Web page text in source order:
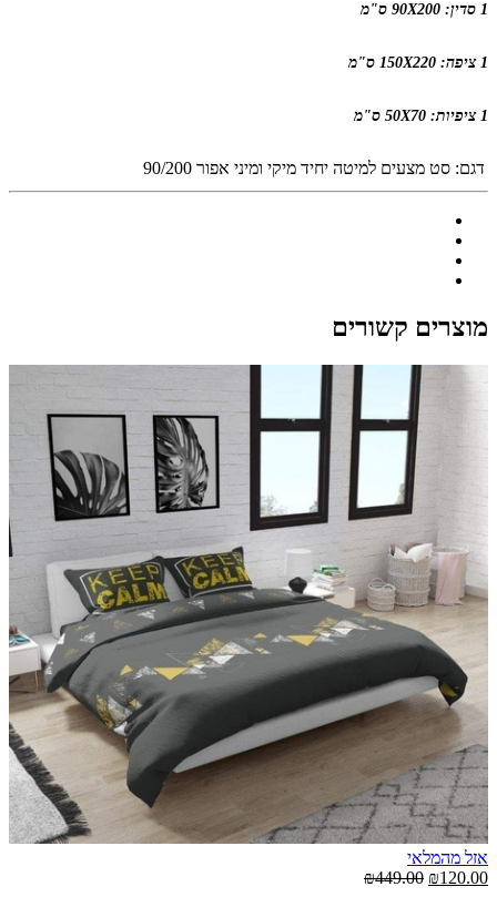
1 סדין: 90X200 ס"מ
1 ציפה: 150X220 ס"מ
1 ציפיות: 50X70 ס"מ
דגם: סט מצעים למיטה יחיד מיקי ומיני אפור 90/200
מוצרים קשורים
אזל מהמלאי
₪120.00
₪449.00